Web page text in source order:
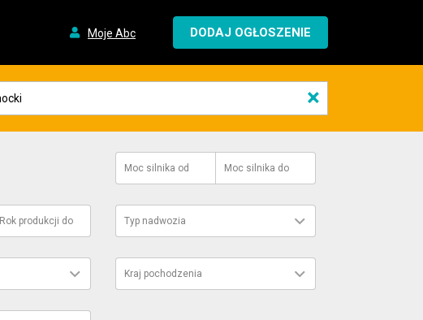
Moje Abc DODAJ OGŁOSZENIE
×
Moc silnika od Moc silnika do
Rok produkcji do Typ nadwozia
Kraj pochodzenia